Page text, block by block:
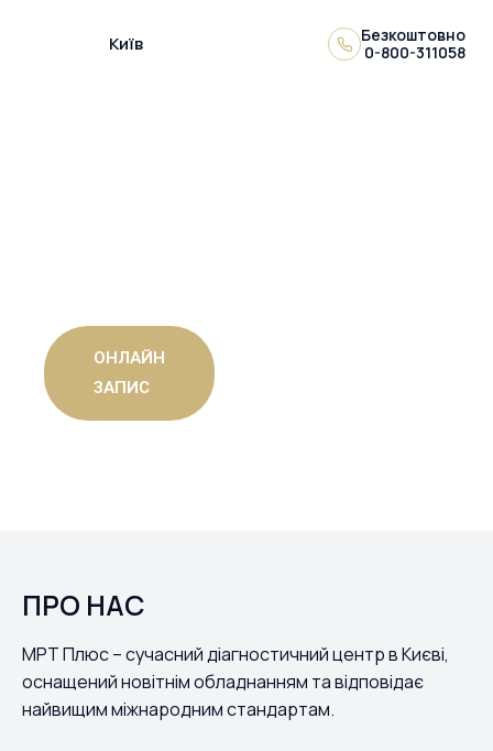
Київ
Безкоштовно
0-800-311058
ОНЛАЙН
ЗАПИС
ПРО НАС
МРТ Плюс – сучасний діагностичний центр в Києві,
оснащений новітнім обладнанням та відповідає
найвищим міжнародним стандартам.